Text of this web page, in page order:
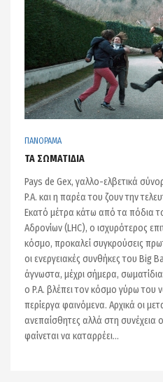
ΠΑΝΟΡΑΜΑ
ΤΑ ΣΩΜΑΤΙΔΙΑ
Pays de Gex, γαλλο-ελβετικά
P.A. και η παρέα του ζουν την
Εκατό μέτρα κάτω από τα πόδια
Αδρονίων (LHC), ο ισχυρότερος
κόσμο, προκαλεί συγκρούσεις
οι ενεργειακές συνθήκες του Big
άγνωστα, μέχρι σήμερα,
ο P.A. βλέπει τον κόσμο γύρω του
περίεργα φαινόμενα. Αρχικά οι
ανεπαίσθητες αλλά στη συνέχεια
φαίνεται να καταρρέει…